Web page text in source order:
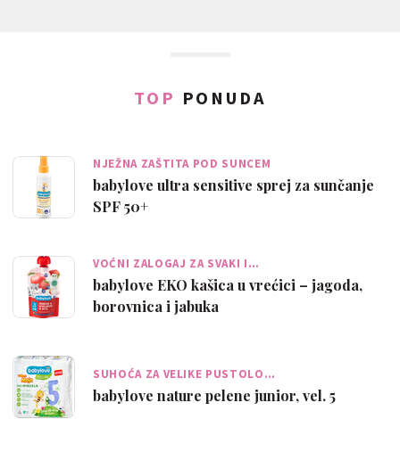
TOP PONUDA
NJEŽNA ZAŠTITA POD SUNCEM
babylove ultra sensitive sprej za sunčanje
SPF 50+
VOĆNI ZALOGAJ ZA SVAKI I…
babylove EKO kašica u vrećici – jagoda,
borovnica i jabuka
SUHOĆA ZA VELIKE PUSTOLO…
babylove nature pelene junior, vel. 5